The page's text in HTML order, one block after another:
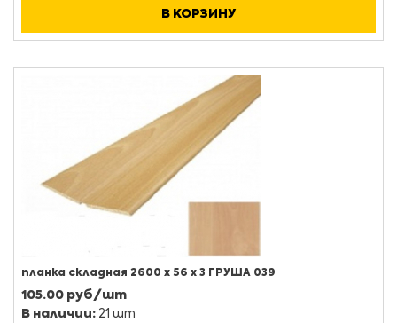
В КОРЗИНУ
планка складная 2600 х 56 х 3 ГРУША 039
105.00 руб/шт
В наличии: 21 шт